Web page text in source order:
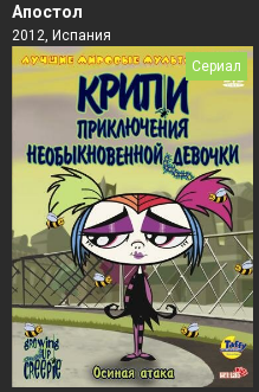
Апостол
2012, Испания
Сериал